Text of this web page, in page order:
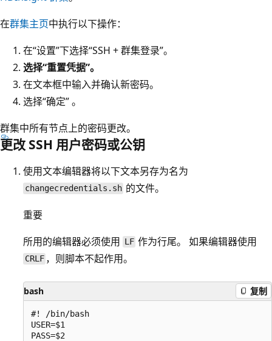
在群集主页中执行以下操作：
在“设置”下选择“SSH + 群集登录”。
选择“重置凭据”。
在文本框中输入并确认新密码。
选择“确定” 。
群集中所有节点上的密码更改。
更改 SSH 用户密码或公钥
使用文本编辑器将以下文本另存为名为
changecredentials.sh 的文件。
重要
所用的编辑器必须使用 LF 作为行尾。 如果编辑器使用
CRLF ，则脚本不起作用。
bash 复制
#! /bin/bash
USER=$1
PASS=$2